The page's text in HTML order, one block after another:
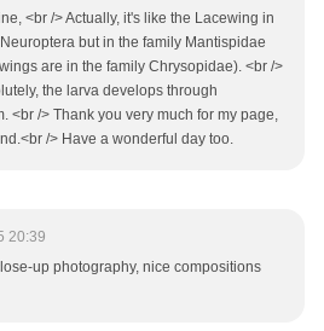
<br /> Actually, it's like the Lacewing in
but in the family Mantispidae
are in the family Chrysopidae). <br />
the larva develops through
<br /> Thank you very much for my page,
/> Have a wonderful day too.
20:39
up photography, nice compositions